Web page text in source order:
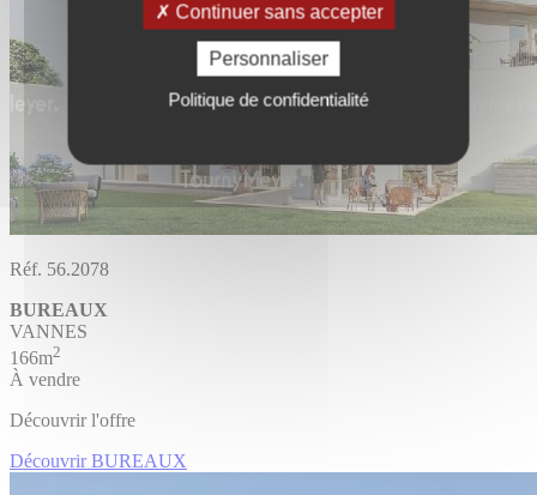
Continuer sans accepter
Personnaliser
Politique de confidentialité
Réf. 56.2078
BUREAUX
VANNES
166m2
À vendre
Découvrir l'offre
Découvrir BUREAUX